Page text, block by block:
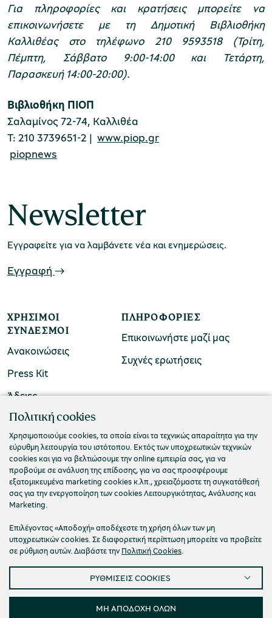
Για πληροφορίες και κρατήσεις μπορείτε να
επικοινωνήσετε με τη Δημοτική Βιβλιοθήκη
Καλλιθέας στο τηλέφωνο 210 9593518 (Τρίτη,
Πέμπτη, Σάββατο 9:00-14:00 και Τετάρτη,
Παρασκευή 14:00-20:00).
Βιβλιοθήκη ΠΙΟΠ
Σαλαμίνος 72-74, Καλλιθέα
Τ: 210 3739651-2 | www.piop.gr
piopnews
Newsletter
Εγγραφείτε για να λαμβάνετε νέα και ενημερώσεις.
Εγγραφή
ΧΡΉΣΙΜΟΙ
ΣΎΝΔΕΣΜΟΙ
Ανακοινώσεις
Press Kit
Άδειες
ΠΛΗΡΟΦΟΡΊΕΣ
Επικοινωνήστε μαζί μας
Συχνές ερωτήσεις
ΠΟΛΙΤΙΣΤΙΚΟ ΙΔΡΥΜΑ ΟΜΙΛΟΥ ΠΕΙΡΑΙΩΣ
Τ. 210 3256922
Ε. info@piop.gr
ΣΥΝΔΕΘΕΙΤΕ ΜΑΖΙ ΜΑΣ
Πολιτική απορρήτου Όροι χρήσης
Cookies
Ρυθμίσεις Cookies
Προσβασιμότητα
Πολιτική cookies
Χρησιμοποιούμε cookies, τα οποία είναι τα τεχνικώς απαραίτητα για την
εύρυθμη λειτουργία του ιστότοπου. Εκτός των υποχρεωτικών τεχνικών
cookies και για να βελτιώσουμε την online εμπειρία σας, για να
προβούμε σε ανάλυση της επίδοσης, για να σας προσφέρουμε
εξατομικευμένα marketing cookies κ.λπ., χρειαζόμαστε τη συγκατάθεσή
σας για την ενεργοποίηση των cookies Λειτουργικότητας, Ανάλυσης και
Marketing.
Επιλέγοντας «Αποδοχή» αποδέχεστε τη χρήση όλων των μη
υποχρεωτικών cookies. Σε διαφορετική περίπτωση μπορείτε να προβείτε
σε ρύθμιση αυτών. Διαβάστε την Πολιτική Cookies.
ΡΥΘΜΙΣΕΙΣ COOKIES
ΜΗ ΑΠΟΔΟΧΗ ΟΛΩΝ